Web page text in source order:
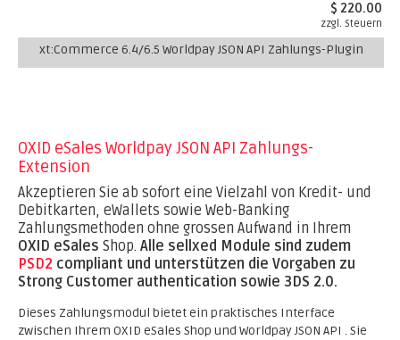
$ 220.00
zzgl. Steuern
xt:Commerce 6.4/6.5 Worldpay JSON API Zahlungs-Plugin
OXID eSales Worldpay JSON API Zahlungs-
Extension
Akzeptieren Sie ab sofort eine Vielzahl von Kredit- und
Debitkarten, eWallets sowie Web-Banking
Zahlungsmethoden ohne grossen Aufwand in Ihrem
OXID eSales Shop. Alle sellxed Module sind zudem
PSD2 compliant und unterstützen die Vorgaben zu
Strong Customer authentication sowie 3DS 2.0.
Dieses Zahlungsmodul bietet ein praktisches Interface
zwischen Ihrem OXID eSales Shop und Worldpay JSON API . Sie